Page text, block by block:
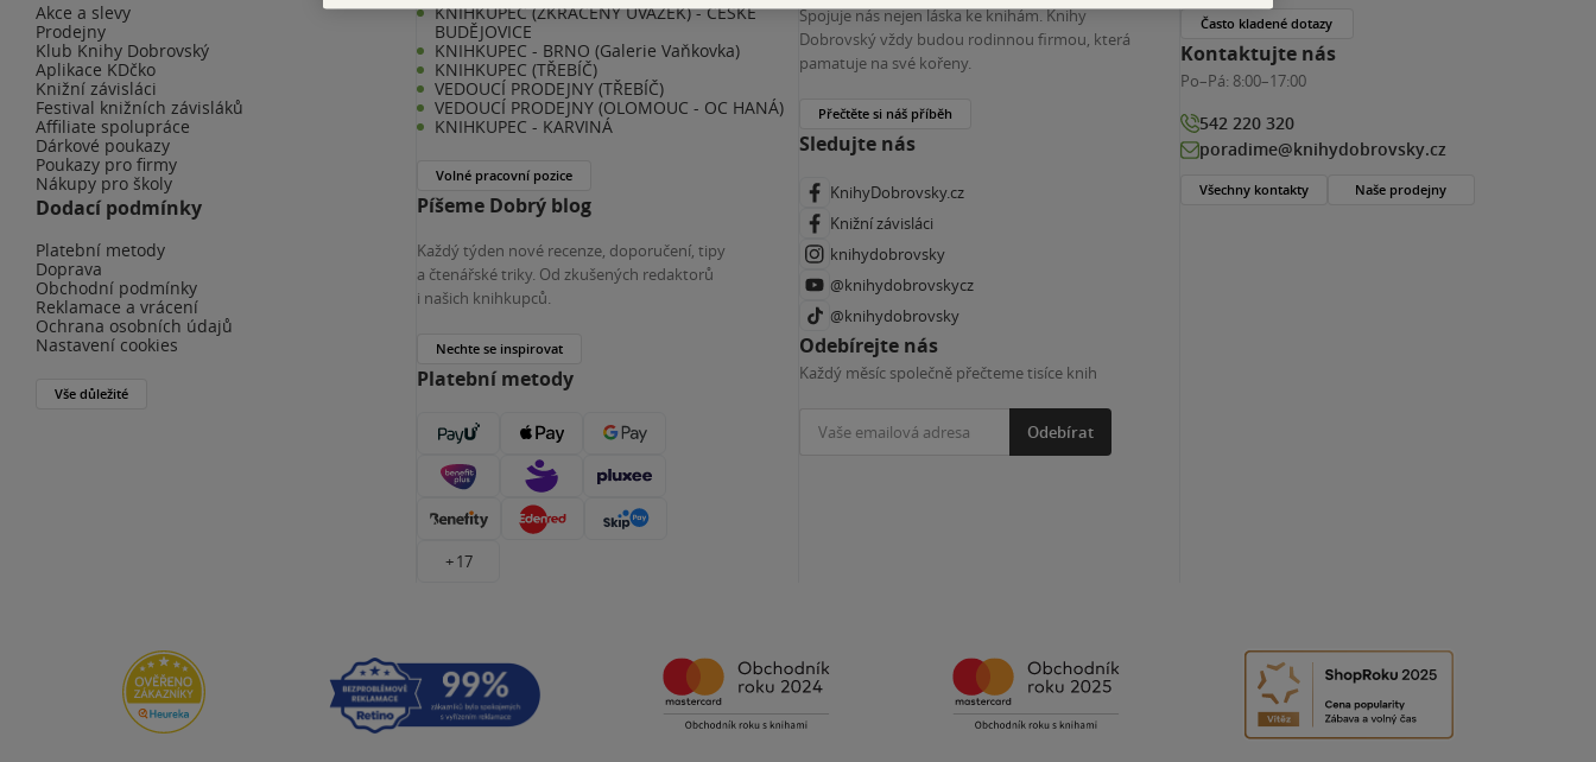
Akce a slevy
Prodejny
Klub Knihy Dobrovský
Aplikace KDčko
Knižní závisláci
Festival knižních závisláků
Affiliate spolupráce
Dárkové poukazy
Poukazy pro firmy
Nákupy pro školy
Dodací podmínky
Platební metody
Doprava
Obchodní podmínky
Reklamace a vrácení
Ochrana osobních údajů
Nastavení cookies
Vše důležité
KNIHKUPEC (ZKRÁCENÝ ÚVAZEK) - ČESKÉ
BUDĚJOVICE
KNIHKUPEC - BRNO (Galerie Vaňkovka)
KNIHKUPEC (TŘEBÍČ)
VEDOUCÍ PRODEJNY (TŘEBÍČ)
VEDOUCÍ PRODEJNY (OLOMOUC - OC HANÁ)
KNIHKUPEC - KARVINÁ
Volné pracovní pozice
Píšeme Dobrý blog
Každý týden nové recenze, doporučení, tipy
a čtenářské triky. Od zkušených redaktorů
i našich knihkupců.
Nechte se inspirovat
Platební metody
+ 17
Spojuje nás nejen láska ke knihám. Knihy
Dobrovský vždy budou rodinnou firmou, která
pamatuje na své kořeny.
Přečtěte si náš příběh
Sledujte nás
KnihyDobrovsky.cz
Knižní závisláci
knihydobrovsky
@knihydobrovskycz
@knihydobrovsky
Odebírejte nás
Každý měsíc společně přečteme tisíce knih
Odebírat
Často kladené dotazy
Kontaktujte nás
Po–Pá: 8:00–17:00
542 220 320
poradime@knihydobrovsky.cz
Všechny kontakty Naše prodejny